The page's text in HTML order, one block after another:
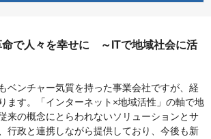
命で人々を幸せに ～ITで地域社会に活
ベンチャー気質を持った事業会社ですが、経
ます。「インターネット×地域活性」の軸で地
来の概念にとらわれないソリューションとサ
⾏政と連携しながら提供しており、今後も新